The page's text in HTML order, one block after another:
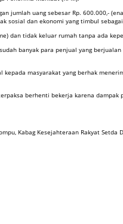
jumlah uang sebesar Rp. 600.000,-
sosial dan ekonomi yang timbul
dan tidak keluar rumah tanpa ada
banyak para penjual yang
masyarakat yang berhak
berhenti bekerja karena dampak
Kabag Kesejahteraan Rakyat Setda